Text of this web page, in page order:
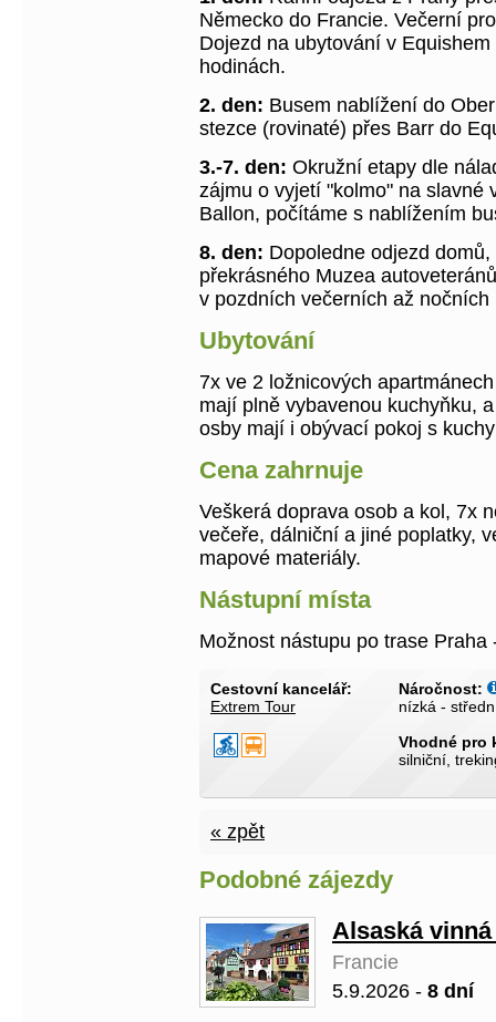
Německo do Francie. Večerní
Dojezd na ubytování v
hodinách.
2. den: Busem nablížení do
stezce (rovinaté) přes Barr do
3.-7. den: Okružní etapy dle
zájmu o vyjetí "kolmo" na slavné
Ballon, počítáme s nablížením
8. den: Dopoledne odjezd
překrásného Muzea
v pozdních večerních až nočních
Ubytování
7x ve 2 ložnicových
mají plně vybavenou kuchyňku,
osby mají i obývací pokoj s
Cena zahrnuje
Veškerá doprava osob a kol, 7x
večeře, dálniční a jiné poplatky,
mapové materiály.
Nástupní místa
Možnost nástupu po trase
Cestovní kancelář:
Extrem Tour
Náročnost:
nízká -
Vhodné pro
silniční,
« zpět
Podobné zájezdy
Alsaská
Francie
5.9.2026 - 8 dní